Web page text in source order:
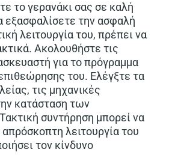
το γερανάκι σας σε καλή
εξασφαλίσετε την ασφαλή
λειτουργία του, πρέπει να
Ακολουθήστε τις
για το πρόγραμμα
του. Ελέγξτε τα
τις μηχανικές
κατάσταση των
συντήρηση μπορεί να
λειτουργία του
τον κίνδυνο